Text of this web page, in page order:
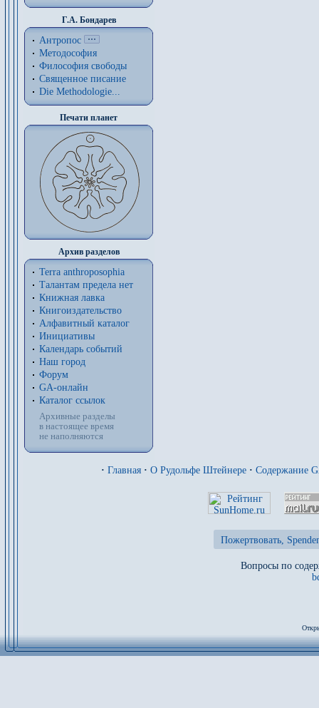
Г.А. Бондарев
Антропос
Методософия
Философия cвободы
Священное писание
Die Methodologie...
Печати планет
Архив разделов
Terra anthroposophia
Талантам предела нет
Книжная лавка
Книгоиздательство
Алфавитный каталог
Инициативы
Календарь событий
Наш город
Форум
GA-онлайн
Каталог ссылок
Архивные разделы
в настоящее время
не наполняются
· Главная · О Рудольфе Штейнере · Содержание
Пожертвовать,
Вопросы по